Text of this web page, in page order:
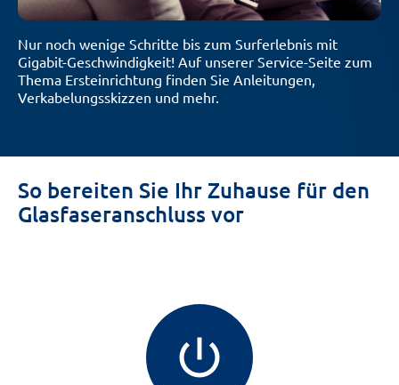
Nur noch wenige Schritte bis zum Surferlebnis mit
Gigabit-Geschwindigkeit! Auf unserer Service-Seite zum
Thema Ersteinrichtung finden Sie Anleitungen,
Verkabelungsskizzen und mehr.
So bereiten Sie Ihr Zuhause für den
Glasfaseranschluss vor
power_settings_new